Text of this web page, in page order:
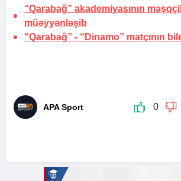
“Qarabağ” akademiyasının
müəyyənləşib
“Qarabağ” - “Dinamo” matçının
APA Sport 0